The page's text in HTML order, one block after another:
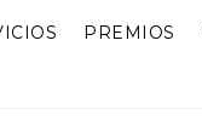
PREMIOS